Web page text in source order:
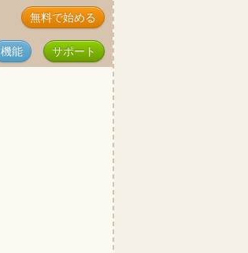
無料で始める
機能 サポート